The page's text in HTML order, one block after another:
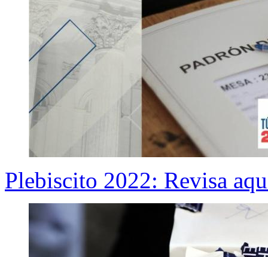
Plebiscito 2022: Revisa